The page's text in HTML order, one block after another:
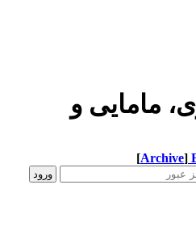
مامایی و
[Archive